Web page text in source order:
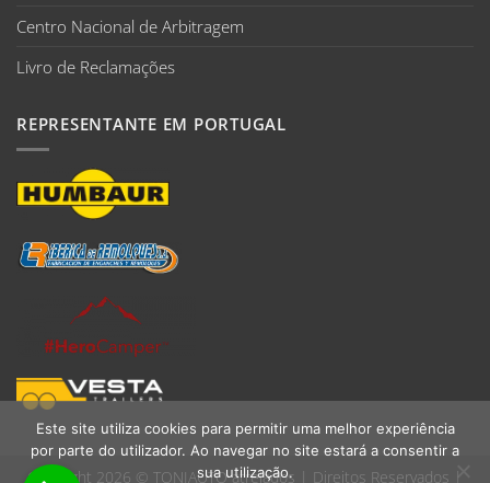
Centro Nacional de Arbitragem
Livro de Reclamações
REPRESENTANTE EM PORTUGAL
Copyright 2026 © TONIAUTO atrelados | Direitos Reservados |
Este site utiliza cookies para permitir uma melhor experiência
por parte do utilizador. Ao navegar no site estará a consentir a
sua utilização.